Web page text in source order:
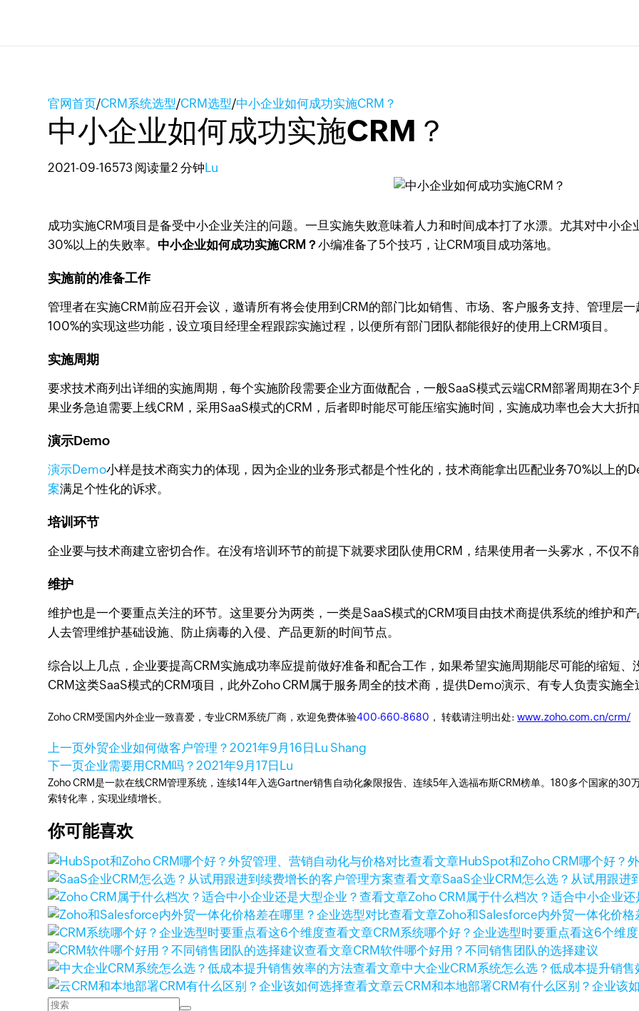
官网首页/CRM系统选型/CRM选型/中小企业如何成功实施CRM？
中小企业如何成功实施CRM？
2021-09-16573 阅读量2 分钟 Lu
成功实施CRM项目是备受中小企业关注的问题。一旦实施失败意味着人力和时间成本打了水漂。尤其对中小
30%以上的失败率。 中小企业如何成功实施CRM？小编准备了5个技巧，让CRM项目成功落地。
实施前的准备工作
管理者在实施CRM前应召开会议，邀请所有将会使用到CRM的部门比如销售、市场、客户服务支持、管理层
100%的实现这些功能，设立项目经理全程跟踪实施过程，以便所有部门团队都能很好的使用上CRM项目。
实施周期
要求技术商列出详细的实施周期，每个实施阶段需要企业方面做配合，一般SaaS模式云端CRM部署周期在3
果业务急迫需要上线CRM，采用SaaS模式的CRM，后者即时能尽可能压缩实施时间，实施成功率也会大大折扣
演示Demo
演示Demo小样是技术商实力的体现，因为企业的业务形式都是个性化的，技术商能拿出匹配业务70%以上的
案满足个性化的诉求。
培训环节
企业要与技术商建立密切合作。在没有培训环节的前提下就要求团队使用CRM，结果使用者一头雾水，不仅不
维护
维护也是一个要重点关注的环节。这里要分为两类，一类是SaaS模式的CRM项目由技术商提供系统的维护和
人去管理维护基础设施、防止病毒的入侵、产品更新的时间节点。
综合以上几点，企业要提高CRM实施成功率应提前做好准备和配合工作，如果希望实施周期能尽可能的缩短
CRM这类SaaS模式的CRM项目，此外Zoho CRM属于服务周全的技术商，提供Demo演示、有专人负责实施全
Zoho CRM受国内外企业一致喜爱，专业CRM系统厂商，欢迎免费体验400-660-8680 ， 转载请注明出处:www.zoho.com.cn/crm/
上一页外贸企业如何做客户管理？2021年9月16日 Lu Shang
下一页企业需要用CRM吗？2021年9月17日 Lu
Zoho CRM是一款在线CRM管理系统，连续14年入选Gartner销售自动化象限报告、连续5年入选福布斯CRM榜单。180多个国家的30
索转化率，实现业绩增长。
你可能喜欢
查看文章HubSpot和Zoho CRM哪个好？
查看文章SaaS企业CRM怎么选？从试用跟进
查看文章Zoho CRM属于什么档次？适合中小企业还
查看文章Zoho和Salesforce内外贸一体化价格
查看文章CRM系统哪个好？企业选型时要重点看这6个维度
查看文章CRM软件哪个好用？不同销售团队的选择建议
查看文章中大企业CRM系统怎么选？低成本提升销售
查看文章云CRM和本地部署CRM有什么区别？企业该